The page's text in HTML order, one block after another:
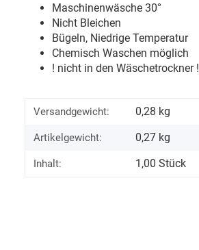
Maschinenwäsche 30°
Nicht Bleichen
Bügeln, Niedrige Temperatur
Chemisch Waschen möglich
! nicht in den Wäschetrockner !
Versandgewicht: 0,28 kg
Artikelgewicht: 0,27 kg
Inhalt: 1,00 Stück